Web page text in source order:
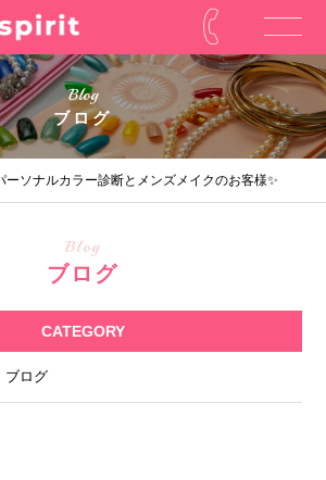
Blog
ブログ
ーソナルカラー診断とメンズメイクのお客様✨
Blog
ブログ
CATEGORY
ブログ